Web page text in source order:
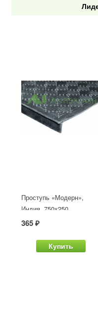
Проступь «Модерн»,
Индия, 750x250
365 ₽
Купить